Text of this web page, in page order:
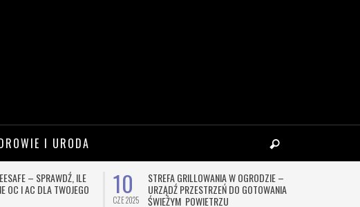
I URODA
– SPRAWDŹ, ILE
OC I AC DLA TWOJEGO
10
CZE 2025
STREFA GRILLOWANIA W OGRODZIE –
URZĄDŹ PRZESTRZEŃ DO GOTOWANIA NA
ŚWIEŻYM POWIETRZU